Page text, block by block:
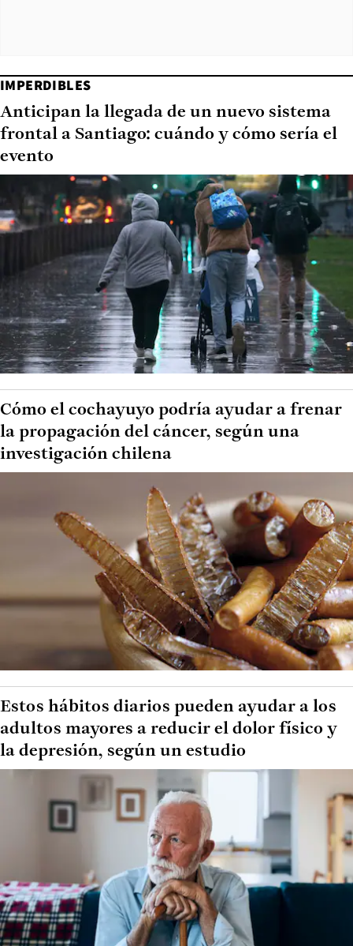
IMPERDIBLES
Anticipan la llegada de un nuevo sistema
frontal a Santiago: cuándo y cómo sería el
evento
Cómo el cochayuyo podría ayudar a frenar
la propagación del cáncer, según una
investigación chilena
Estos hábitos diarios pueden ayudar a los
adultos mayores a reducir el dolor físico y
la depresión, según un estudio